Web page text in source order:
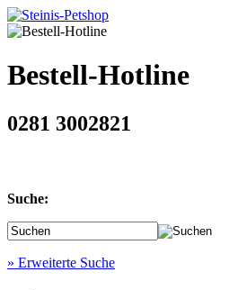
Bestell-Hotline
0281 3002821
Suche:
» Erweiterte Suche